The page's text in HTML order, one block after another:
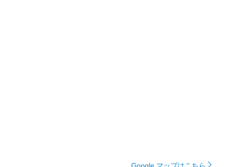
Google マップはこちら